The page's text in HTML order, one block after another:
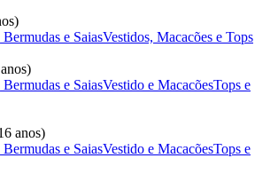
Bermudas e SaiasVestidos, Macacões e Tops
Bermudas e SaiasVestido e MacacõesTops e
anos)
Bermudas e SaiasVestido e MacacõesTops e